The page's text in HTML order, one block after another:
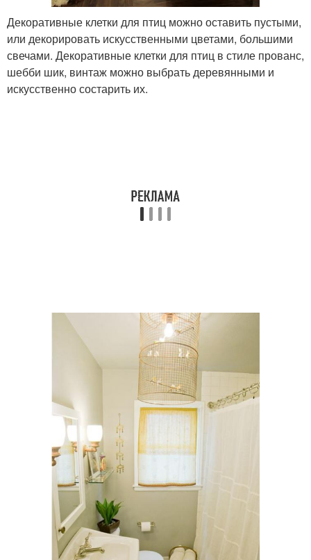
Декоративные клетки для птиц можно оставить пустыми,
или декорировать искусственными цветами, большими
свечами. Декоративные клетки для птиц в стиле прованс,
шебби шик, винтаж можно выбрать деревянными и
искусственно состарить их.